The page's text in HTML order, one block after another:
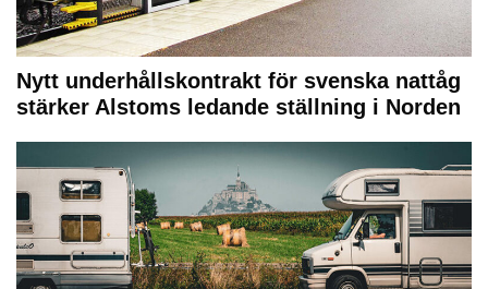
Nytt underhållskontrakt för svenska nattåg
stärker Alstoms ledande ställning i Norden